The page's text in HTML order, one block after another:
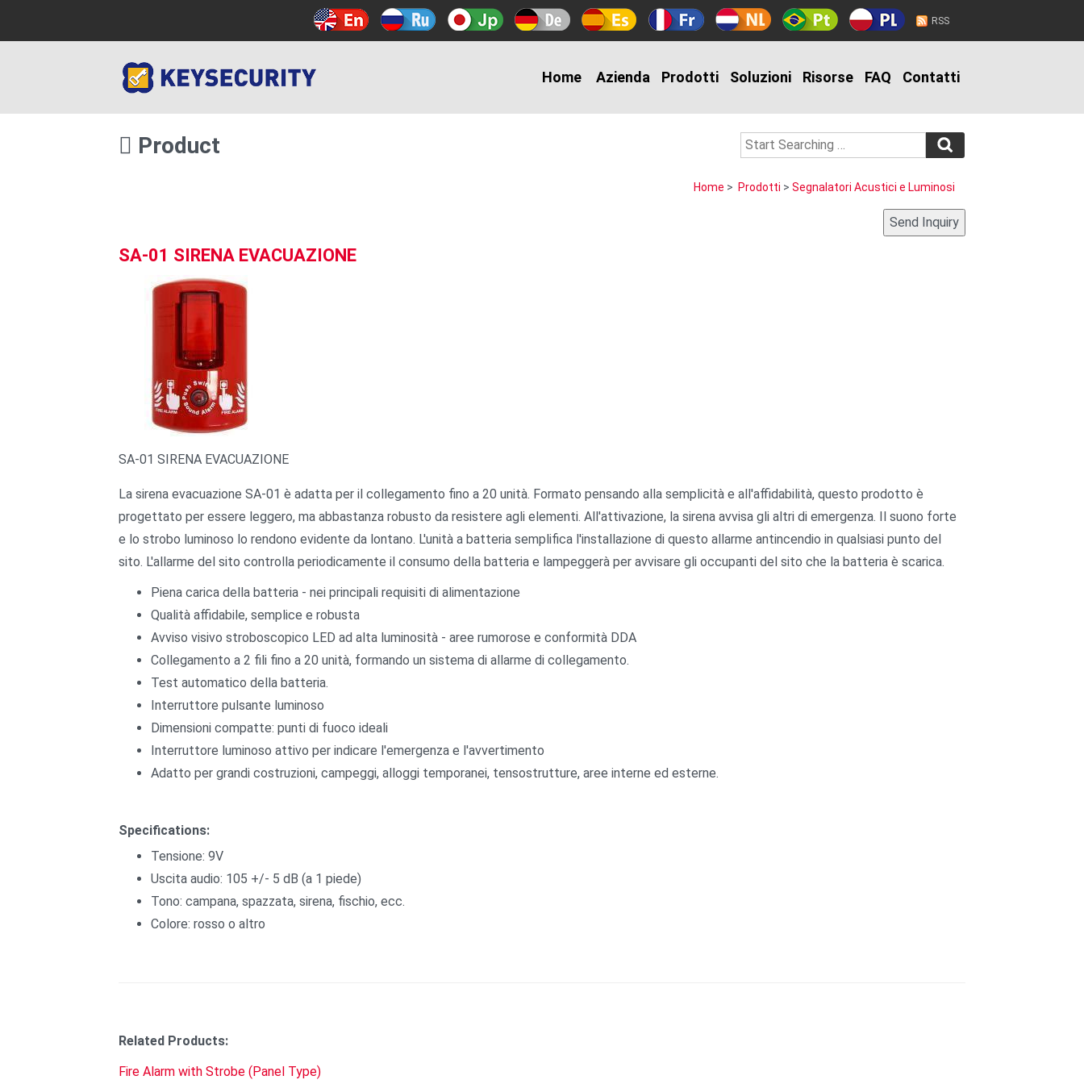
RSS
Home Azienda Prodotti Soluzioni Risorse FAQ Contatti
Product
Home > Prodotti > Segnalatori Acustici e Luminosi
SA-01 SIRENA EVACUAZIONE
SA-01 SIRENA EVACUAZIONE
La sirena evacuazione SA-01 è adatta per il collegamento fino a 20 unità. Formato pensando alla semplicità e all'affidabilità, questo prodotto è
progettato per essere leggero, ma abbastanza robusto da resistere agli elementi. All'attivazione, la sirena avvisa gli altri di emergenza. Il suono forte
e lo strobo luminoso lo rendono evidente da lontano. L'unità a batteria semplifica l'installazione di questo allarme antincendio in qualsiasi punto del
sito. L'allarme del sito controlla periodicamente il consumo della batteria e lampeggerà per avvisare gli occupanti del sito che la batteria è scarica.
Piena carica della batteria - nei principali requisiti di alimentazione
Qualità affidabile, semplice e robusta
Avviso visivo stroboscopico LED ad alta luminosità - aree rumorose e conformità DDA
Collegamento a 2 fili fino a 20 unità, formando un sistema di allarme di collegamento.
Test automatico della batteria.
Interruttore pulsante luminoso
Dimensioni compatte: punti di fuoco ideali
Interruttore luminoso attivo per indicare l'emergenza e l'avvertimento
Adatto per grandi costruzioni, campeggi, alloggi temporanei, tensostrutture, aree interne ed esterne.
Specifications:
Tensione: 9V
Uscita audio: 105 +/- 5 dB (a 1 piede)
Tono: campana, spazzata, sirena, fischio, ecc.
Colore: rosso o altro
Related Products:
Fire Alarm with Strobe (Panel Type)